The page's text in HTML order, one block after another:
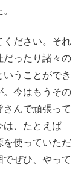
ください。それ
ったり諸々の
うことができ
。今はもうその
んで頑張って
は、たとえば
を使っていただ
ぜひ、やって